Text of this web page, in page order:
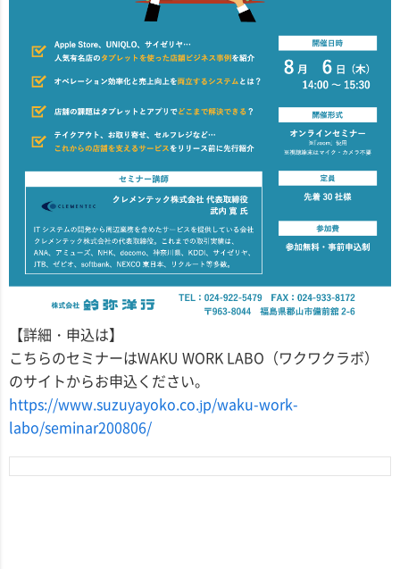
【詳細・申込は】
こちらのセミナーはWAKU WORK LABO（ワクワクラボ）
のサイトからお申込ください。
https://www.suzuyayoko.co.jp/waku-work-
labo/seminar200806/